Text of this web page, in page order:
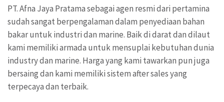
PT. Afna Jaya Pratama sebagai agen resmi dari pertamina
sudah sangat berpengalaman dalam penyediaan bahan
bakar untuk industri dan marine. Baik di darat dan dilaut
kami memiliki armada untuk mensuplai kebutuhan dunia
industry dan marine. Harga yang kami tawarkan pun juga
bersaing dan kami memiliki sistem after sales yang
terpecaya dan terbaik.